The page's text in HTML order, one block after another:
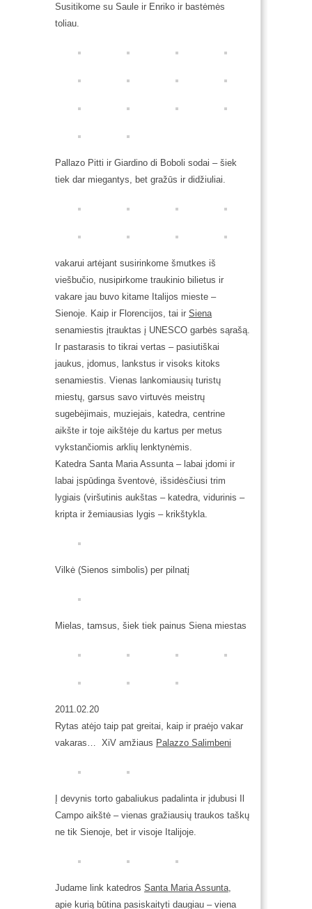
Susitikome su Saule ir Enriko ir bastėmės
toliau.
Pallazo Pitti ir Giardino di Boboli sodai – šiek
tiek dar miegantys, bet gražūs ir didžiuliai.
vakarui artėjant susirinkome šmutkes iš
viešbučio, nusipirkome traukinio bilietus ir
vakare jau buvo kitame Italijos mieste –
Sienoje. Kaip ir Florencijos, tai ir Siena
senamiestis įtrauktas į UNESCO garbės sąrašą.
Ir pastarasis to tikrai vertas – pasiutiškai
jaukus, įdomus, lankstus ir visoks kitoks
senamiestis. Vienas lankomiausių turistų
miestų, garsus savo virtuvės meistrų
sugebėjimais, muziejais, katedra, centrine
aikšte ir toje aikštėje du kartus per metus
vykstančiomis arklių lenktynėmis.
Katedra Santa Maria Assunta – labai įdomi ir
labai įspūdinga šventovė, išsidėsčiusi trim
lygiais (viršutinis aukštas – katedra, vidurinis –
kripta ir žemiausias lygis – krikštykla.
Vilkė (Sienos simbolis) per pilnatį
Mielas, tamsus, šiek tiek painus Siena miestas
2011.02.20
Rytas atėjo taip pat greitai, kaip ir praėjo vakar
vakaras… XiV amžiaus Palazzo Salimbeni
Į devynis torto gabaliukus padalinta ir įdubusi Il
Campo aikštė – vienas gražiausių traukos taškų
ne tik Sienoje, bet ir visoje Italijoje.
Judame link katedros Santa Maria Assunta,
apie kurią būtina pasiskaityti daugiau – viena